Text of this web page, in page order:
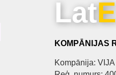
Lat
KOMPĀNIJAS
Kompānija: